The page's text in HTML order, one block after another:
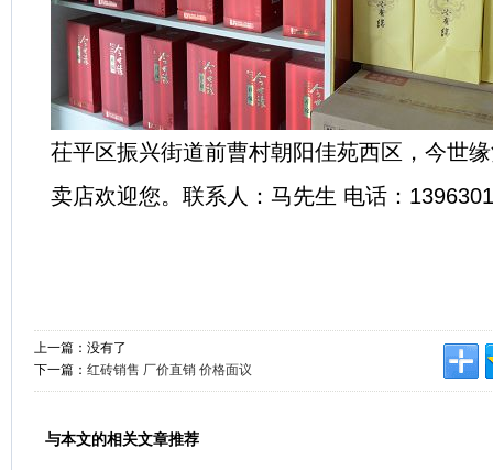
茌平区振兴街道前曹村朝阳佳苑西区，今世
卖店欢迎您。联系人：马先生 电话：
上一篇：没有了
下一篇： 红砖销售 厂价直销 价格面议
与本文的相关文章推荐